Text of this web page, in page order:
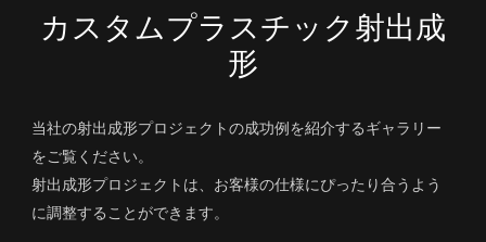
カスタムプラスチック射出成
形
当社の射出成形プロジェクトの成功例を紹介するギャラリー
をご覧ください。
射出成形プロジェクトは、お客様の仕様にぴったり合うよう
に調整することができます。